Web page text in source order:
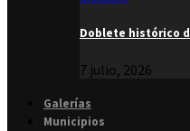
Doblete histórico
7 julio, 2026
Galerías
Municipios